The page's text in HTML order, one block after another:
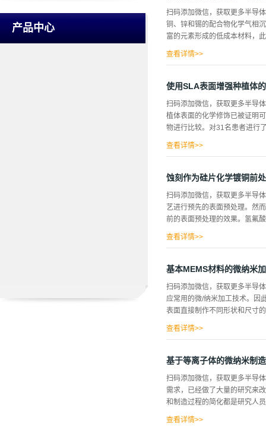
产品中心
领域最有前途的材料之一，尤
广泛用作衬底材料的硅和蓝宝
磷酸中，在室温下在所有已知
扫码添加微信，获取更多半导
铜、锌和锡的配合物化学气相
富的元素形成的低成本材料，
化学气相沉积是一种众所周
见光谱和电阻率测量对沉积膜
查看详情>>
使用SLA表面增强种植体
扫码添加微信，获取更多半导
植体表面的化学修饰已被证明
物进行比较。对31名患者进行
是成功的，允许修复。对于大
特性但具有化学改性表面
析 主要响应变量ISQ(值在0到
针对患者特异性情况进行调整
查看详情>>
蚀刻作为硅片化学镀铜前
扫码添加微信，获取更多半导
艺进行预先的表面预处理。然
前的表面预处理的效果。氢氟
蚀刻时间(5μm)产生更厚的铜
单晶硅晶片。将晶片切成更
学 略 ...
查看详情>>
基本MEMS材料的微纳米
扫码添加微信，获取更多半导
应常用的微/纳米加工技术。因
表面直接制作不同形状和尺寸
nm到30.9 nm的微/纳米级石
技术的要求，才能成为基本的
加剂混合以提高牺牲层释放速
同。这一发现表明石墨表面可
查看详情>>
基于等离子体的微纳米制造
扫码添加微信，获取更多半导
需求，已经做了大量的研究来
和制造过程的简化都是研究人
查看详情>>